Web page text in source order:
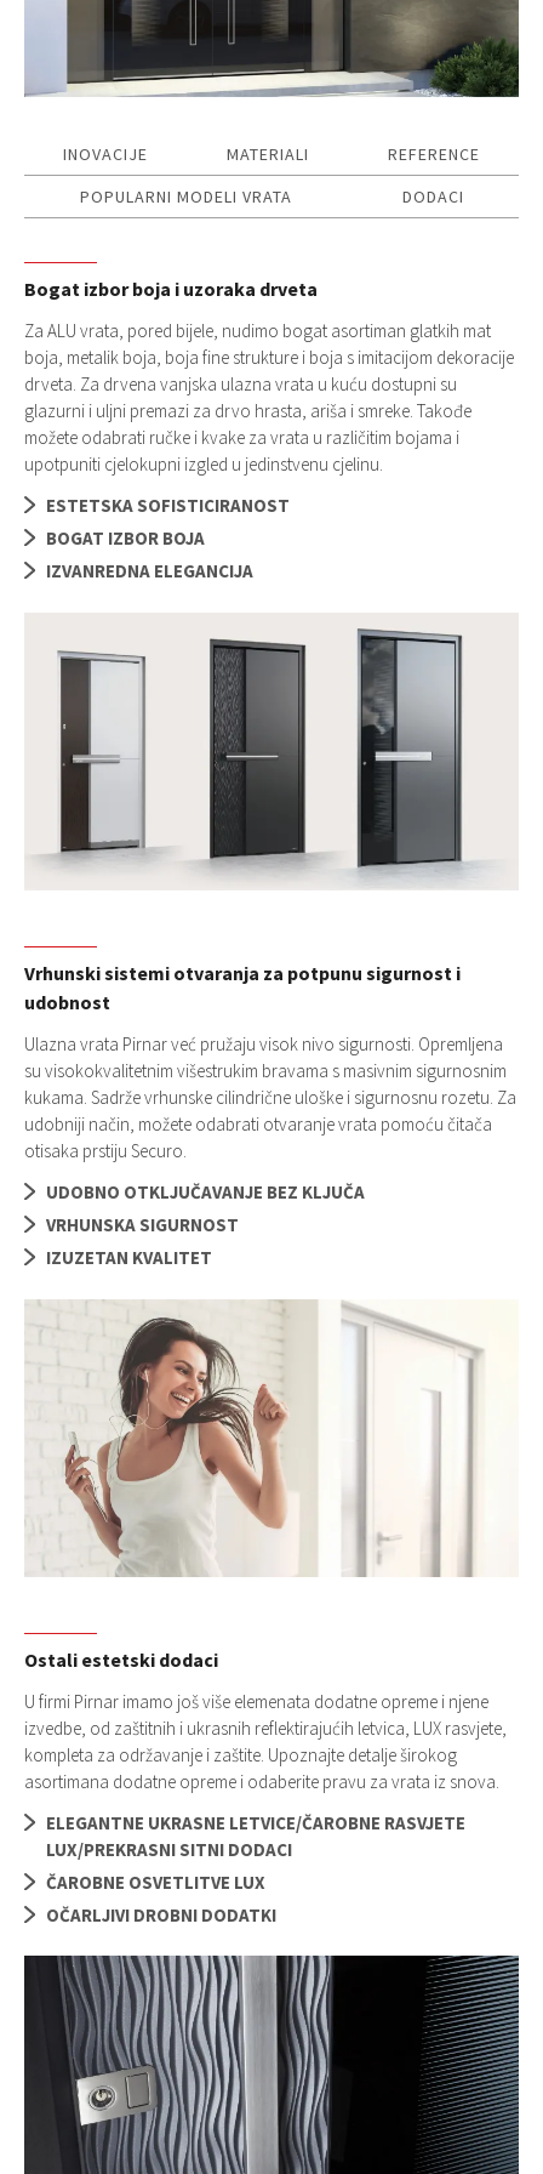
INOVACIJE MATERIALI
REFERENCE
POPULARNI MODELI VRATA
DODACI
Bogat izbor boja i uzoraka drveta
Za ALU vrata, pored bijele, nudimo bogat asortiman glatkih mat
boja, metalik boja, boja fine strukture i boja s imitacijom dekoracije
drveta. Za drvena vanjska ulazna vrata u kuću dostupni su
glazurni i uljni premazi za drvo hrasta, ariša i smreke. Takođe
možete odabrati ručke i kvake za vrata u različitim bojama i
upotpuniti cjelokupni izgled u jedinstvenu cjelinu.
ESTETSKA SOFISTICIRANOST
BOGAT IZBOR BOJA
IZVANREDNA ELEGANCIJA
Vrhunski sistemi otvaranja za potpunu sigurnost i
udobnost
Ulazna vrata Pirnar već pružaju visok nivo sigurnosti. Opremljena
su visokokvalitetnim višestrukim bravama s masivnim sigurnosnim
kukama. Sadrže vrhunske cilindrične uloške i sigurnosnu rozetu. Za
udobniji način, možete odabrati otvaranje vrata pomoću čitača
otisaka prstiju Securo.
UDOBNO OTKLJUČAVANJE BEZ KLJUČA
VRHUNSKA SIGURNOST
IZUZETAN KVALITET
Ostali estetski dodaci
U firmi Pirnar imamo još više elemenata dodatne opreme i njene
izvedbe, od zaštitnih i ukrasnih reflektirajućih letvica, LUX rasvjete,
kompleta za održavanje i zaštite. Upoznajte detalje širokog
asortimana dodatne opreme i odaberite pravu za vrata iz snova.
ELEGANTNE UKRASNE LETVICE/ČAROBNE RASVJETE
LUX/PREKRASNI SITNI DODACI
ČAROBNE OSVETLITVE LUX
OČARLJIVI DROBNI DODATKI